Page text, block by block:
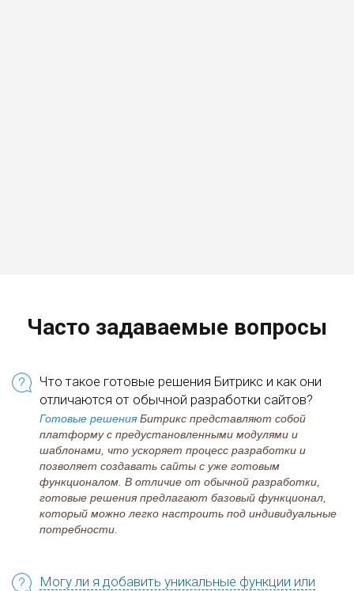
Часто задаваемые вопросы
Что такое готовые решения Битрикс и как они
отличаются от обычной разработки сайтов?
Готовые решения Битрикс представляют собой
платформу с предустановленными модулями и
шаблонами, что ускоряет процесс разработки и
позволяет создавать сайты с уже готовым
функционалом. В отличие от обычной разработки,
готовые решения предлагают базовый функционал,
который можно легко настроить под индивидуальные
потребности.
Могу ли я добавить уникальные функции или